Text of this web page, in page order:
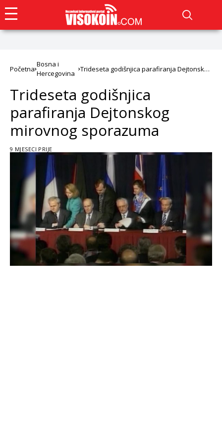
Početna
Bosna i
Hercegovina
Trideseta godišnjica parafiranja Dejtonskog
Trideseta godišnjica
parafiranja Dejtonskog
mirovnog sporazuma
9 MJESECI PRIJE